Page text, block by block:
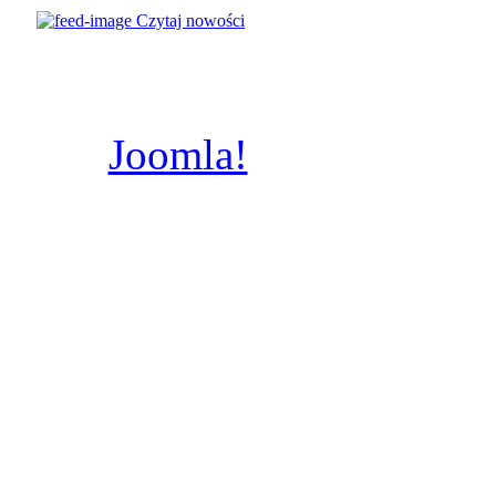
Czytaj nowości
Joomla!